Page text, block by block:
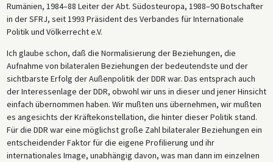
Rumänien, 1984–88 Leiter der Abt. Südosteuropa, 1988–90 Botschafter
in der SFRJ, seit 1993 Präsident des Verbandes für Internationale
Politik und Völkerrecht e.V.
Ich glaube schon, daß die Normalisierung der Beziehungen, die
Aufnahme von bilateralen Beziehungen der bedeutendste und der
sichtbarste Erfolg der Außenpolitik der DDR war. Das entsprach auch
der Interessenlage der DDR, obwohl wir uns in dieser und jener Hinsicht
einfach übernommen haben. Wir mußten uns übernehmen, wir mußten
es angesichts der Kräftekonstellation, die hinter dieser Politik stand.
Für die DDR war eine möglichst große Zahl bilateraler Beziehungen ein
entscheidender Faktor für die eigene Profilierung und ihr
internationales Image, unabhängig davon, was man dann im einzelnen